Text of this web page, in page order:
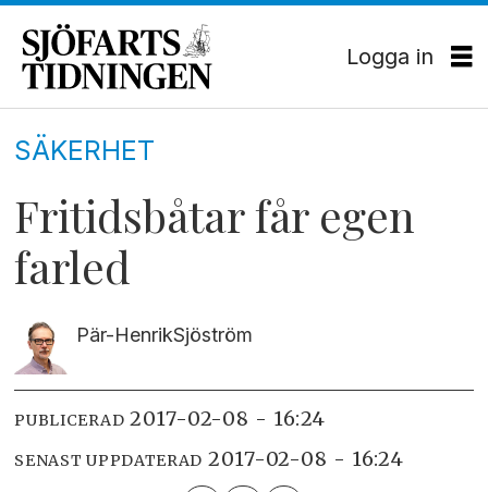
Logga in
SÄKERHET
Fritidsbåtar får egen
farled
Pär-HenrikSjöström
PUBLICERAD 2017-02-08 - 16:24
SENAST UPPDATERAD 2017-02-08 - 16:24